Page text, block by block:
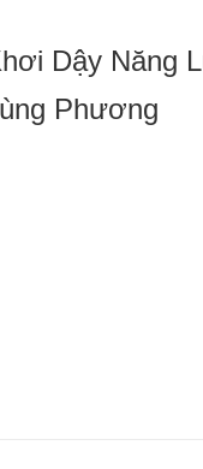
Dậy Năng
Phương